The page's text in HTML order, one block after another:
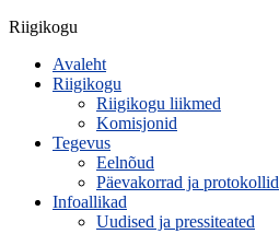
Riigikogu
Avaleht
Riigikogu
Riigikogu liikmed
Komisjonid
Tegevus
Eelnõud
Päevakorrad ja protokollid
Infoallikad
Uudised ja pressiteated